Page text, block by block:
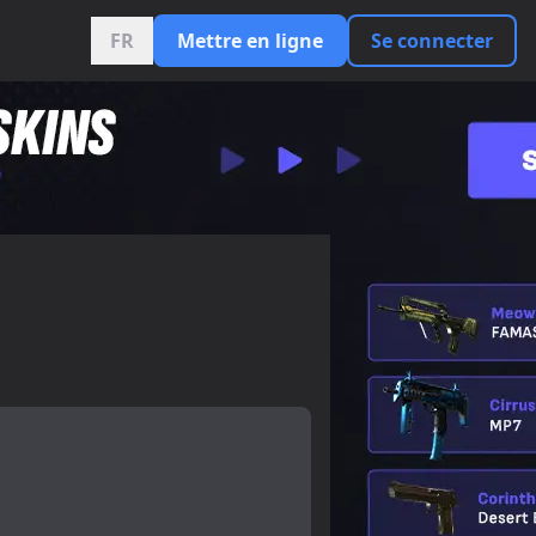
FR Mettre en ligne Se connecter